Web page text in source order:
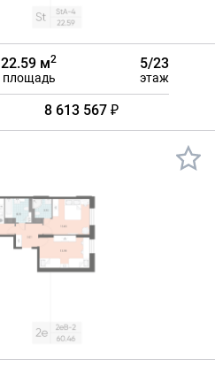
22.59 м2
площадь
5/23
этаж
8 613 567 ₽